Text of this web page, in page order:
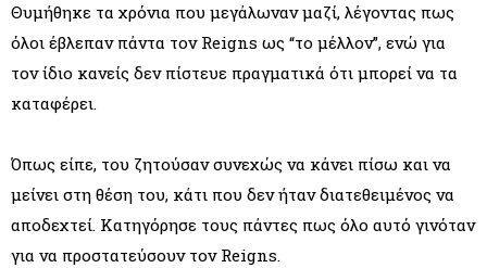
Θυμήθηκε τα χρόνια που μεγάλωναν μαζί, λέγοντας πως
όλοι έβλεπαν πάντα τον Reigns ως “το μέλλον”, ενώ για
τον ίδιο κανείς δεν πίστευε πραγματικά ότι μπορεί να τα
καταφέρει.
Όπως είπε, του ζητούσαν συνεχώς να κάνει πίσω και να
μείνει στη θέση του, κάτι που δεν ήταν διατεθειμένος να
αποδεχτεί. Κατηγόρησε τους πάντες πως όλο αυτό γινόταν
για να προστατεύσουν τον Reigns.